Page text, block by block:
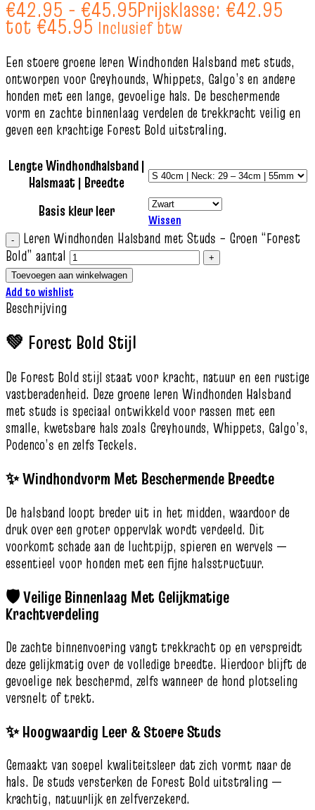
€42.95 - €45.95Prijsklasse: €42.95
tot €45.95 Inclusief btw
Een stoere groene leren Windhonden Halsband met studs,
ontworpen voor Greyhounds, Whippets, Galgo’s en andere
honden met een lange, gevoelige hals. De beschermende
vorm en zachte binnenlaag verdelen de trekkracht veilig en
geven een krachtige Forest Bold uitstraling.
Lengte Windhondhalsband |
Halsmaat | Breedte
Basis kleur leer
Wissen
Leren Windhonden Halsband met Studs – Groen “Forest
Bold” aantal
Toevoegen aan winkelwagen
Add to wishlist
Beschrijving
💚 Forest Bold Stijl
De Forest Bold stijl staat voor kracht, natuur en een rustige
vastberadenheid. Deze groene leren Windhonden Halsband
met studs is speciaal ontwikkeld voor rassen met een
smalle, kwetsbare hals zoals Greyhounds, Whippets, Galgo’s,
Podenco’s en zelfs Teckels.
✨ Windhondvorm Met Beschermende Breedte
De halsband loopt breder uit in het midden, waardoor de
druk over een groter oppervlak wordt verdeeld. Dit
voorkomt schade aan de luchtpijp, spieren en wervels —
essentieel voor honden met een fijne halsstructuur.
🛡️ Veilige Binnenlaag Met Gelijkmatige
Krachtverdeling
De zachte binnenvoering vangt trekkracht op en verspreidt
deze gelijkmatig over de volledige breedte. Hierdoor blijft de
gevoelige nek beschermd, zelfs wanneer de hond plotseling
versnelt of trekt.
✨ Hoogwaardig Leer & Stoere Studs
Gemaakt van soepel kwaliteitsleer dat zich vormt naar de
hals. De studs versterken de Forest Bold uitstraling —
krachtig, natuurlijk en zelfverzekerd.